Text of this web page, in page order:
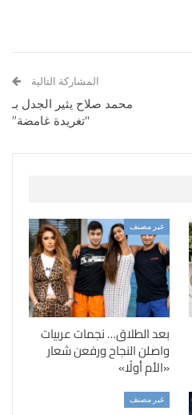
المشاركة التالية
محمد صلاح يثير الجدل بـ
“تغريدة غامضة”
غير مصنف
بعد الطلاق… نجمات عربيات
واصلن النجاح ورفعن شعار
«الأم أولًا»
غير مصنف